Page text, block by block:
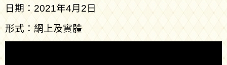
日期：2021年4月2日
形式：網上及實體